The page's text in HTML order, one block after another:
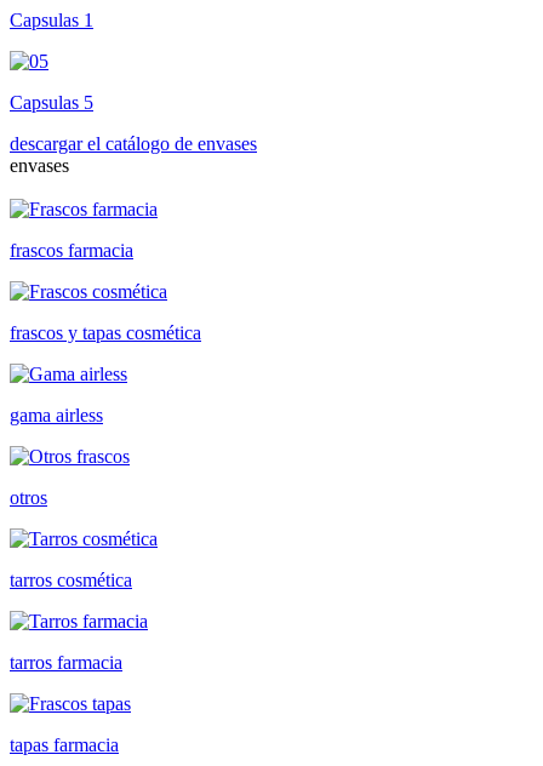
Capsulas 1
Capsulas 5
descargar el catálogo de envases
envases
frascos farmacia
frascos y tapas cosmética
gama airless
otros
tarros cosmética
tarros farmacia
tapas farmacia